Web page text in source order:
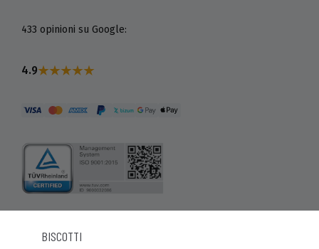
433 opinioni su Google:
4.9
© Recaball 2022.
BISCOTTI